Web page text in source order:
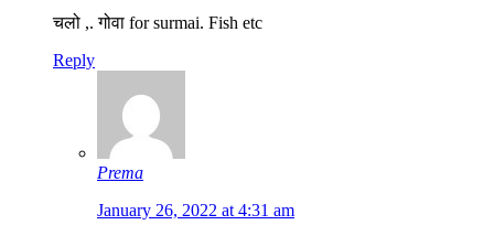
चलो ,. गोवा for surmai. Fish etc
Reply
Prema
January 26, 2022 at 4:31 am